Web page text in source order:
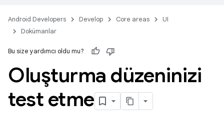
Android Developers Develop Core areas
UI
Dokümanlar
Bu size yardımcı oldu mu?
Oluşturma düzeninizi
test etme